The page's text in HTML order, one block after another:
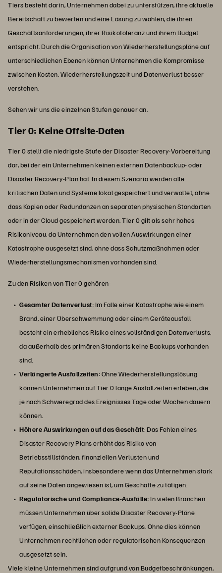
Tiers besteht darin, Unternehmen dabei zu unterstützen, ihre aktuelle
Bereitschaft zu bewerten und eine Lösung zu wählen, die ihren
Geschäftsanforderungen, ihrer Risikotoleranz und ihrem Budget
entspricht. Durch die Organisation von Wiederherstellungspläne auf
unterschiedlichen Ebenen können Unternehmen die Kompromisse
zwischen Kosten, Wiederherstellungszeit und Datenverlust besser
verstehen.
Sehen wir uns die einzelnen Stufen genauer an.
Tier 0: Keine Offsite-Daten
Tier 0 stellt die niedrigste Stufe der Disaster Recovery-Vorbereitung
dar, bei der ein Unternehmen keinen externen Datenbackup- oder
Disaster Recovery-Plan hat. In diesem Szenario werden alle
kritischen Daten und Systeme lokal gespeichert und verwaltet, ohne
dass Kopien oder Redundanzen an separaten physischen Standorten
oder in der Cloud gespeichert werden. Tier 0 gilt als sehr hohes
Risikoniveau, da Unternehmen den vollen Auswirkungen einer
Katastrophe ausgesetzt sind, ohne dass Schutzmaßnahmen oder
Wiederherstellungsmechanismen vorhanden sind.
Zu den Risiken von Tier 0 gehören:
Gesamter Datenverlust: Im Falle einer Katastrophe wie einem
Brand, einer Überschwemmung oder einem Geräteausfall
besteht ein erhebliches Risiko eines vollständigen Datenverlusts,
da außerhalb des primären Standorts keine Backups vorhanden
sind.
Verlängerte Ausfallzeiten: Ohne Wiederherstellungslösung
können Unternehmen auf Tier 0 lange Ausfallzeiten erleben, die
je nach Schweregrad des Ereignisses Tage oder Wochen dauern
können.
Höhere Auswirkungen auf das Geschäft: Das Fehlen eines
Disaster Recovery Plans erhöht das Risiko von
Betriebsstillständen, finanziellen Verlusten und
Reputationsschäden, insbesondere wenn das Unternehmen stark
auf seine Daten angewiesen ist, um Geschäfte zu tätigen.
Regulatorische und Compliance-Ausfälle: In vielen Branchen
müssen Unternehmen über solide Disaster Recovery-Pläne
verfügen, einschließlich externer Backups. Ohne dies können
Unternehmen rechtlichen oder regulatorischen Konsequenzen
ausgesetzt sein.
Viele kleine Unternehmen sind aufgrund von Budgetbeschränkungen,